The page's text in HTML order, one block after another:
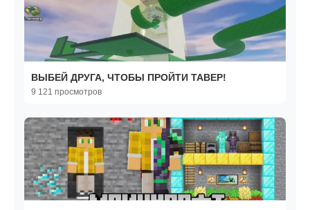
ВЫБЕЙ ДРУГА, ЧТОБЫ ПРОЙТИ ТАВЕР!
9 121 просмотров